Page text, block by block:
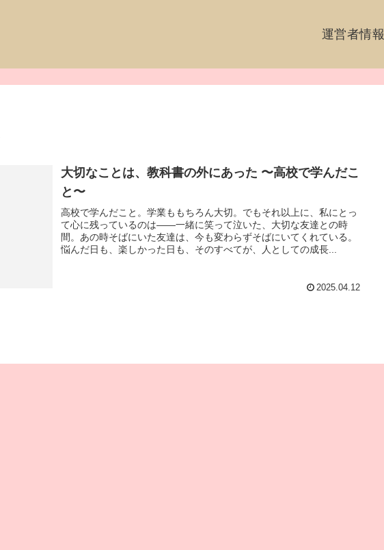
運営者情報
大切なことは、教科書の外にあった 〜高校で学んだこ
と〜
高校で学んだこと。学業ももちろん大切。でもそれ以上に、私にとっ
て心に残っているのは——一緒に笑って泣いた、大切な友達との時
間。あの時そばにいた友達は、今も変わらずそばにいてくれている。
悩んだ日も、楽しかった日も、そのすべてが、人としての成長...
2025.04.12